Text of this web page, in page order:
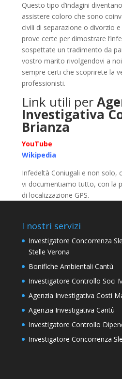
Questo tipo d’indagini
assistere coloro che sono
civili di separazione o divorzio
prove certe per dimostrare
sospettate un tradimento da
vostro marito rivolgendovi a
sempre certi che scoprirete la
professionisti.
Link utili per
Investigativa
Brianza
YouTube
Wikipedia
Infedeltà Coniugali e non solo,
vi documentiamo tutto, con la
di localizzazione GPS.
I nostri servizi
Investigatore Concorrenza
Stelle Verona
Bonifiche Ambientali Cantù
Investigatore Controllo Soci
Agenzia Investigativa Costi
Agenzia Investigativa Cantù
Investigatore Controllo
Investigatore Concorrenza